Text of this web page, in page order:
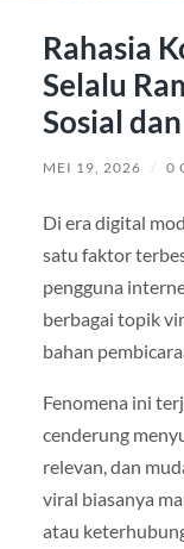
Rahasia
Selalu
Sosial
MEI 19, 2026 / 0
Di era digital
satu faktor
pengguna
berbagai topik
bahan
Fenomena ini
cenderung
relevan, dan
viral biasanya
atau